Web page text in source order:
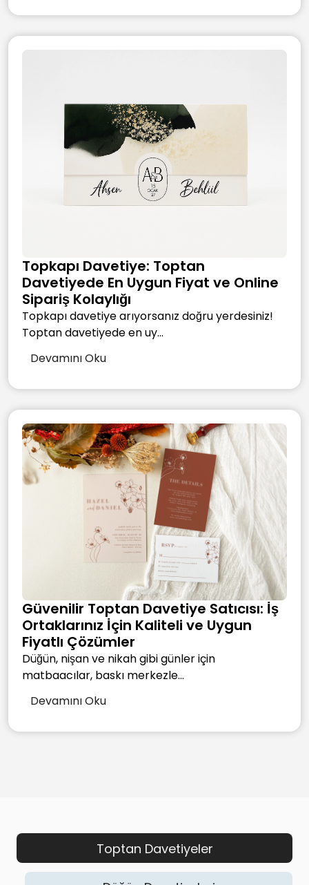
Topkapı Davetiye: Toptan
Davetiyede En Uygun Fiyat ve Online
Sipariş Kolaylığı
Topkapı davetiye arıyorsanız doğru yerdesiniz!
Toptan davetiyede en uy...
Devamını Oku
Güvenilir Toptan Davetiye Satıcısı: İş
Ortaklarınız İçin Kaliteli ve Uygun
Fiyatlı Çözümler
Düğün, nişan ve nikah gibi günler için
matbaacılar, baskı merkezle...
Devamını Oku
Toptan Davetiyeler